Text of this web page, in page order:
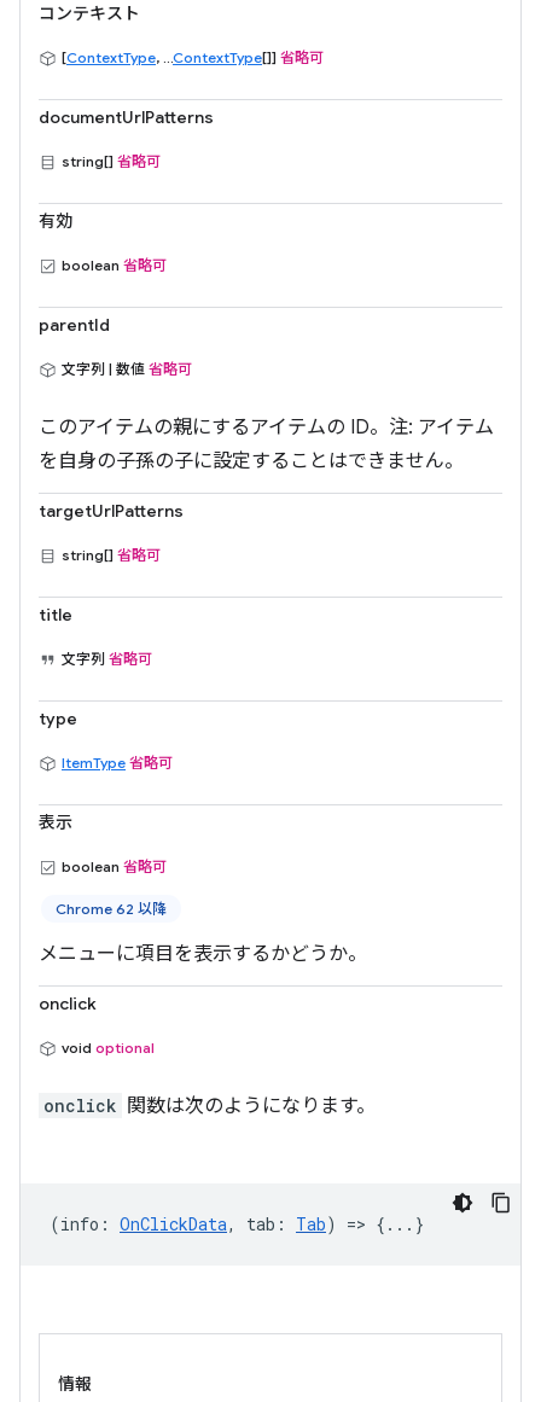
コンテキスト
[ContextType, ...ContextType[]] 省略可
documentUrlPatterns
string[] 省略可
有効
boolean 省略可
parentId
文字列 | 数値 省略可
このアイテムの親にするアイテムの ID。注: アイテム
を自身の子孫の子に設定することはできません。
targetUrlPatterns
string[] 省略可
title
文字列 省略可
type
ItemType 省略可
表示
boolean 省略可
Chrome 62 以降
メニューに項目を表示するかどうか。
onclick
void optional
onclick 関数は次のようになります。
(info : OnClickData, tab : Tab) => {...}
情報